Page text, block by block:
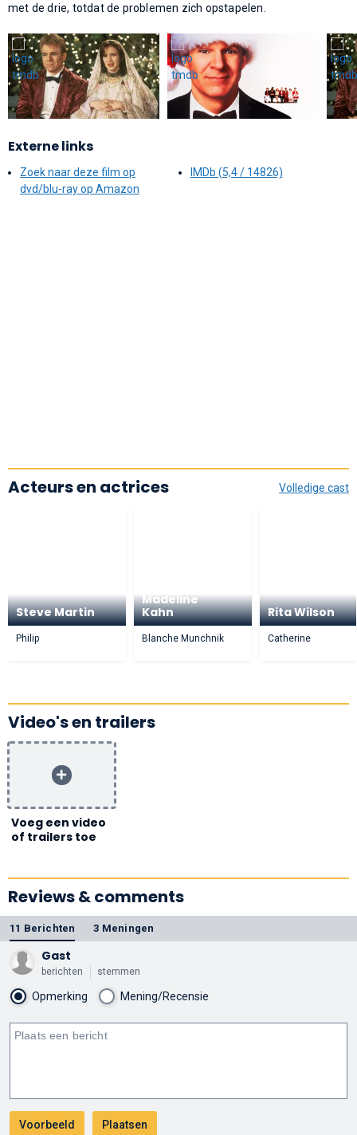
met de drie, totdat de problemen zich opstapelen.
Externe links
Zoek naar deze film op
dvd/blu-ray op Amazon
IMDb (5,4 / 14826)
Volledige cast
Acteurs en actrices
Steve Martin
Philip
Madeline
Kahn
Blanche Munchnik
Rita Wilson
Catherine
Video's en trailers
Voeg een video
of trailers toe
Reviews & comments
11 Berichten 3 Meningen
Gast
berichten stemmen
Opmerking Mening/Recensie